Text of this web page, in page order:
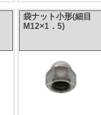
袋ナット小形(細目
M12×1．5)